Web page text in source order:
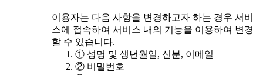
이용자는 다음 사항을 변경하고자 하는 경우 서비
스에 접속하여 서비스 내의 기능을 이용하여 변경
할 수 있습니다.
① 성명 및 생년월일, 신분, 이메일
② 비밀번호